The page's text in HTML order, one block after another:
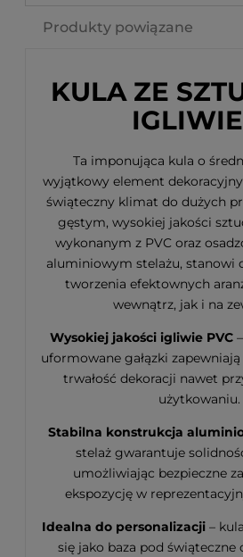
Produkty powiązane
KULA ZE
Ta imponująca kula o
wyjątkowy element
świąteczny klimat do dużych
gęstym, wysokiej jakości
wykonanym z PVC oraz
aluminiowym stelażu, stanowi
tworzenia efektownych
wewnątrz, jak i na
Wysokiej jakości igliwie PVC
uformowane gałązki
trwałość dekoracji nawet
użytkowaniu.
Stabilna konstrukcja
stelaż gwarantuje
umożliwiając bezpieczne
ekspozycję w
Idealna do personalizacji–
się jako baza pod świąteczne